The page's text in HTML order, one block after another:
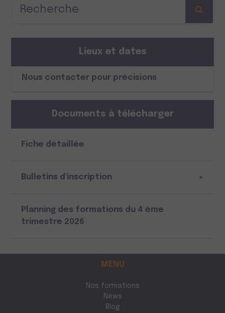
Lieux et dates
Nous contacter pour précisions
Documents à télécharger
Fiche détaillée
Bulletins d'inscription +
Planning des formations du 4 ème
trimestre 2026
MENU
Nos formations
News
Blog